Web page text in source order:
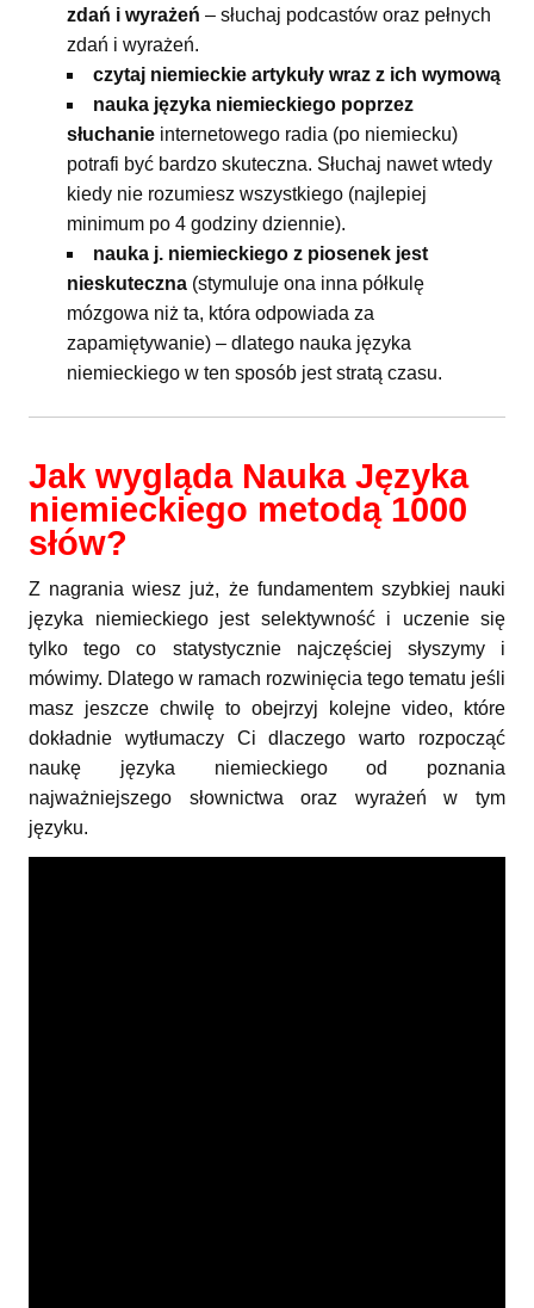
zdań i wyrażeń – słuchaj podcastów oraz pełnych
zdań i wyrażeń.
czytaj niemieckie artykuły wraz z ich wymową
nauka języka niemieckiego poprzez
słuchanie internetowego radia (po niemiecku)
potrafi być bardzo skuteczna. Słuchaj nawet wtedy
kiedy nie rozumiesz wszystkiego (najlepiej
minimum po 4 godziny dziennie).
nauka j. niemieckiego z piosenek jest
nieskuteczna (stymuluje ona inna półkulę
mózgowa niż ta, która odpowiada za
zapamiętywanie) – dlatego nauka języka
niemieckiego w ten sposób jest stratą czasu.
Jak wygląda Nauka Języka
niemieckiego metodą 1000
słów?
Z nagrania wiesz już, że fundamentem szybkiej nauki
języka niemieckiego jest selektywność i uczenie się
tylko tego co statystycznie najczęściej słyszymy i
mówimy. Dlatego w ramach rozwinięcia tego tematu jeśli
masz jeszcze chwilę to obejrzyj kolejne video, które
dokładnie wytłumaczy Ci dlaczego warto rozpocząć
naukę języka niemieckiego od poznania
najważniejszego słownictwa oraz wyrażeń w tym
języku.